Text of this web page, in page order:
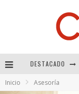
DESTACADO
Inicio Asesoría